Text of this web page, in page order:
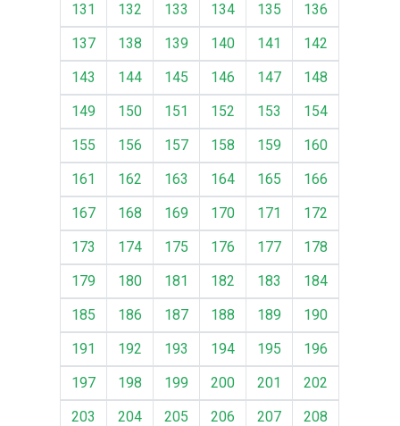
131
132 133 134 135
136
137
138 139 140 141
142
143
144 145 146 147
148
149
150 151 152 153
154
155
156 157 158 159
160
161
162 163 164 165
166
167
168 169 170 171
172
173
174 175 176 177
178
179
180 181 182 183
184
185
186 187 188 189
190
191
192 193 194 195
196
197
198 199 200 201
202
203
204 205 206 207
208